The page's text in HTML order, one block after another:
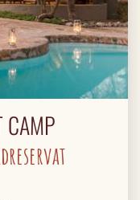
CAMP